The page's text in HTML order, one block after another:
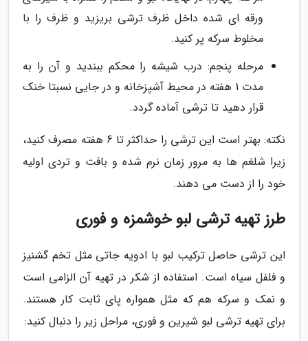
ورقه ای شده داخل ظرف ترشی بریزید و ظرف را با
مخلوط سرکه پر کنید.
مرحله پنجم: درب شیشه را محکم ببندید و آن را به
مدت 1 هفته در محیط آشپزخانه و در جایی نسبتا خنک
قرار دهید تا ترشی آماده گردد.
نکته: بهتر است این ترشی را حداکثر تا 6 هفته مصرف کنید،
زیرا شلغم ها به مرور زمان نرم شده و بافت و تردی اولیه
خود را از دست می دهند.
طرز تهیه ترشی لبو خوشمزه و فوری
این ترشی حاصل ترکیب لبو با ادویه جاتی مثل تخم گشنیز
و فلفل سیاه است. استفاده از شکر در تهیه آن الزامی است
و نمک و سرکه هم که مثل همواره پای ثابت کار هستند.
برای تهیه ترشی لبو شیرین و فوری، مراحل زیر را دنبال کنید: